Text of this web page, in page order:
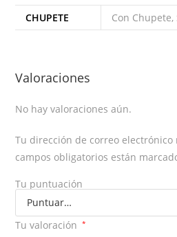
CHUPETE Con
Valoraciones
No hay valoraciones aún.
Tu dirección de correo electrónico
campos obligatorios están
Tu puntuación
Tu valoración *